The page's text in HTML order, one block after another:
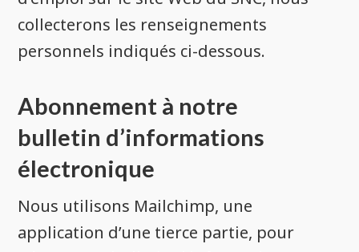
collecterons les renseignements
personnels indiqués ci-dessous.
Abonnement à notre
bulletin d’informations
électronique
Nous utilisons Mailchimp, une
application d’une tierce partie, pour